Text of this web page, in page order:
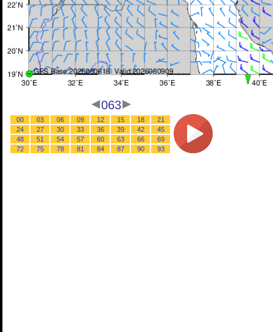
063
00 03 06 09 12 15 18
21
24
27 30 33 36 39 42
45
48
51 54 57 60 63 66
69
72
75 78 81 84 87 90 93